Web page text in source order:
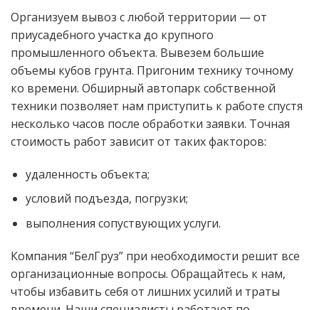
Организуем вывоз с любой территории — от
приусадебного участка до крупного
промышленного объекта. Вывезем большие
объемы кубов грунта. Пригоним технику точному
ко времени. Обширный автопарк собственной
техники позволяет нам приступить к работе спустя
несколько часов после обработки заявки. Точная
стоимость работ зависит от таких факторов:
удаленность объекта;
условий подъезда, погрузки;
выполнения сопуствующих услуги.
Компания “БелГруз” при необходимости решит все
организационные вопросы. Обращайтесь к нам,
чтобы избавить себя от лишних усилий и траты